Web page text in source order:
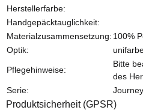
Herstellerfarbe:
Handgepäcktauglichkeit:
Materialzusammensetzung: 100%
Optik:
Pflegehinweise:
Bitte
des
Serie:
Journey
Produktsicherheit (GPSR)